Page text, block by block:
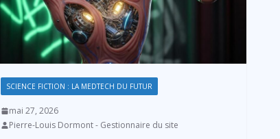
SCIENCE FICTION : LA MEDTECH DU FUTUR
mai 27, 2026
Pierre-Louis Dormont - Gestionnaire du site